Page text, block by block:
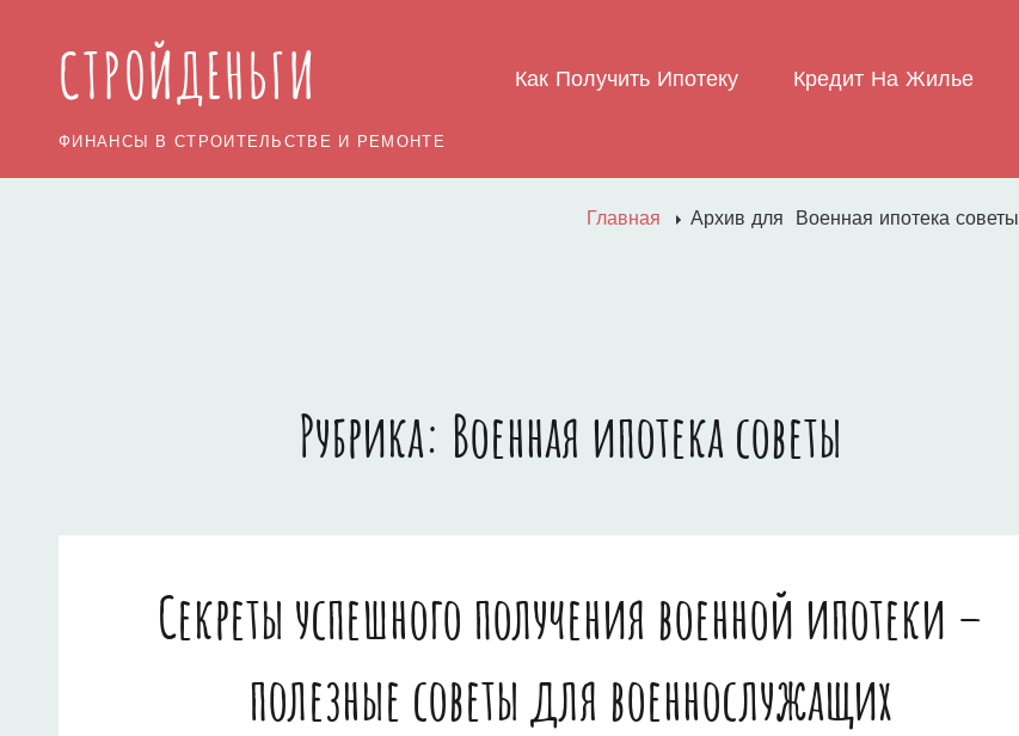
СТРОЙДЕНЬГИ
ФИНАНСЫ В СТРОИТЕЛЬСТВЕ И РЕМОНТЕ
Как Получить Ипотеку Кредит На Жилье
Главная Архив для Военная ипотека советы
Рубрика: Военная ипотека советы
Секреты успешного получения военной ипотеки –
полезные советы для военнослужащих